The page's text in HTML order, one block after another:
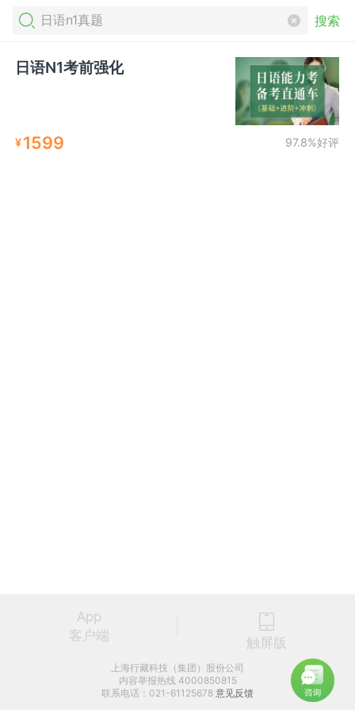
搜索
日语N1考前强化
¥1599 97.8%好评
App
客户端
触屏版
上海行藏科技（集团）股份公司
内容举报热线 4000850815
联系电话：021-61125678 意见反馈